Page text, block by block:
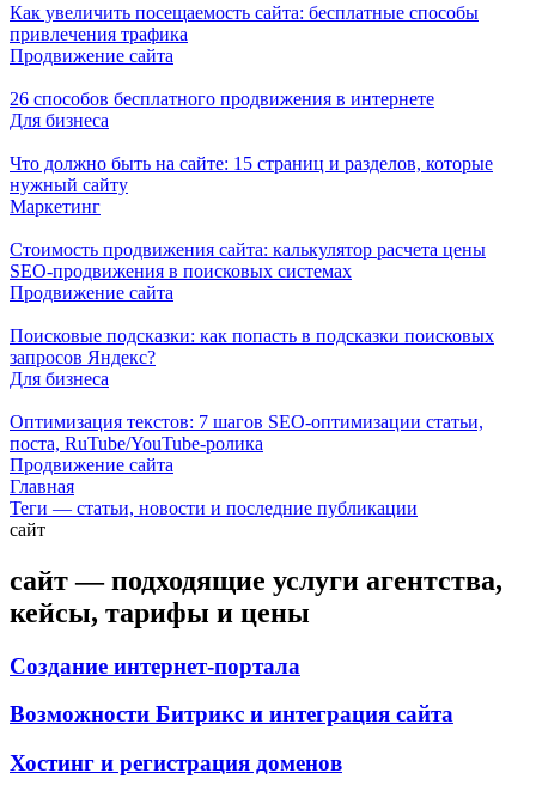
Как увеличить посещаемость сайта: бесплатные способы
привлечения трафика
Продвижение сайта
26 способов бесплатного продвижения в интернете
Для бизнеса
Что должно быть на сайте: 15 страниц и разделов, которые
нужный сайту
Маркетинг
Стоимость продвижения сайта: калькулятор расчета цены
SEO-продвижения в поисковых системах
Продвижение сайта
Поисковые подсказки: как попасть в подсказки поисковых
запросов Яндекс?
Для бизнеса
Оптимизация текстов: 7 шагов SEO-оптимизации статьи,
поста, RuTube/YouTube-ролика
Продвижение сайта
Главная
Теги — статьи, новости и последние публикации
сайт
сайт — подходящие услуги агентства,
кейсы, тарифы и цены
Создание интернет-портала
Возможности Битрикс и интеграция сайта
Хостинг и регистрация доменов